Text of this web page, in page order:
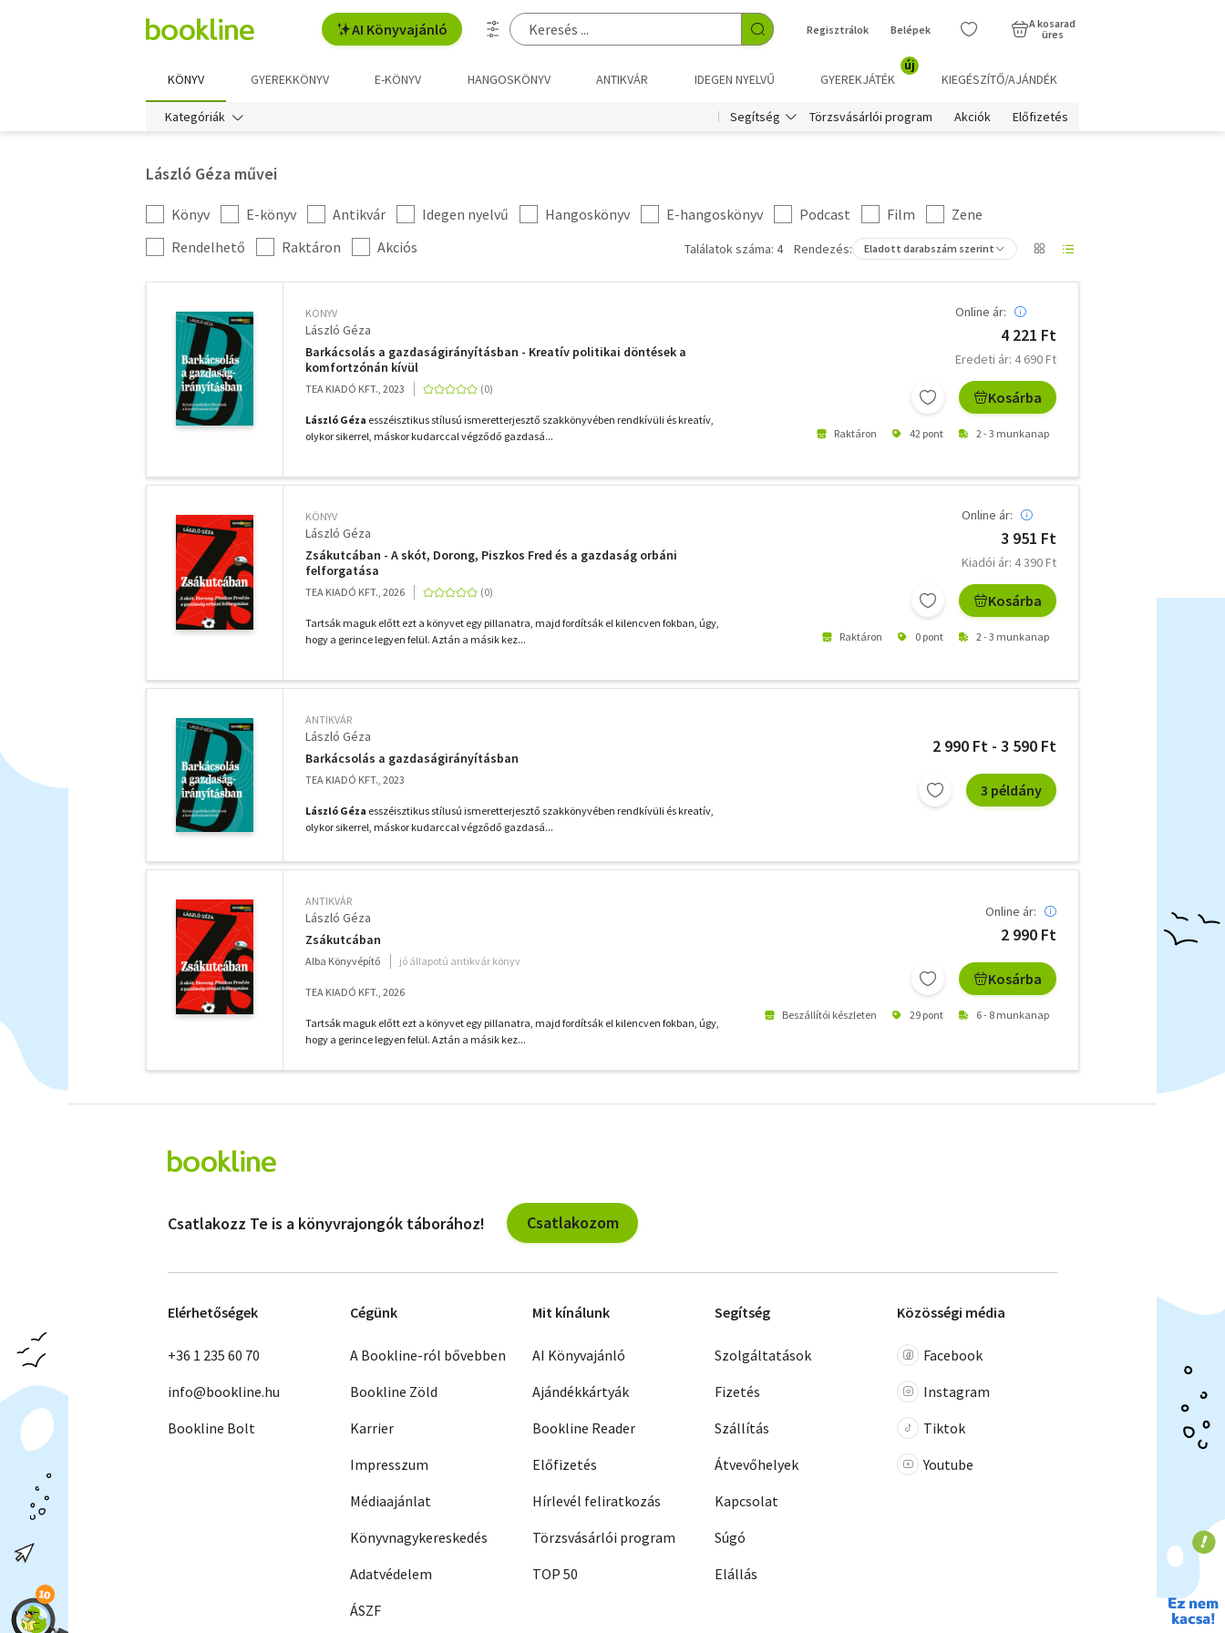
AI Könyvajánló Regisztrálok Belépek
A kosarad
üres
KÖNYV GYEREKKÖNYV E-KÖNYV HANGOSKÖNYV ANTIKVÁR IDEGEN NYELVŰ GYEREKJÁTÉK
új
KIEGÉSZÍTŐ/AJÁNDÉK
Kategóriák Segítség Törzsvásárlói program Akciók Előfizetés
László Géza művei
Kategória
szűrés
Könyv E-könyv Antikvár Idegen nyelvű Hangoskönyv E-hangoskönyv Podcast Film
Zene
További
szűrők
Rendelhető Raktáron Akciós Találatok száma: 4 Rendezés: Eladott darabszám szerint
KÖNYV
László Géza
Barkácsolás a gazdaságirányításban - Kreatív politikai döntések a
komfortzónán kívül
TEA KIADÓ KFT., 2023
László Géza esszéisztikus stílusú ismeretterjesztő szakkönyvében rendkívüli és kreatív,
olykor sikerrel, máskor kudarccal végződő gazdasá...
Online ár:
4 221 Ft
Eredeti ár: 4 690 Ft
Kosárba
Raktáron 42 pont 2 - 3 munkanap
KÖNYV
László Géza
Zsákutcában - A skót, Dorong, Piszkos Fred és a gazdaság orbáni
felforgatása
TEA KIADÓ KFT., 2026
Tartsák maguk előtt ezt a könyvet egy pillanatra, majd fordítsák el kilencven fokban, úgy,
hogy a gerince legyen felül. Aztán a másik kez...
Online ár:
3 951 Ft
Kiadói ár: 4 390 Ft
Kosárba
Raktáron 0 pont 2 - 3 munkanap
ANTIKVÁR
László Géza
Barkácsolás a gazdaságirányításban
TEA KIADÓ KFT., 2023
László Géza esszéisztikus stílusú ismeretterjesztő szakkönyvében rendkívüli és kreatív,
olykor sikerrel, máskor kudarccal végződő gazdasá...
2 990 Ft - 3 590 Ft
3 példány
ANTIKVÁR
László Géza
Zsákutcában
Alba Könyvépítő jó állapotú antikvár könyv
TEA KIADÓ KFT., 2026
Tartsák maguk előtt ezt a könyvet egy pillanatra, majd fordítsák el kilencven fokban, úgy,
hogy a gerince legyen felül. Aztán a másik kez...
Online ár:
2 990 Ft
Kosárba
Beszállítói készleten 29 pont 6 - 8 munkanap
szűrők
Csatlakozz Te is a könyvrajongók táborához! Csatlakozom
Elérhetőségek
+36 1 235 60 70
info@bookline.hu
Bookline Bolt
Cégünk
A Bookline-ról bővebben
Bookline Zöld
Karrier
Impresszum
Médiaajánlat
Könyvnagykereskedés
Adatvédelem
ÁSZF
Mit kínálunk
AI Könyvajánló
Ajándékkártyák
Bookline Reader
Előfizetés
Hírlevél feliratkozás
Törzsvásárlói program
TOP 50
Segítség
Szolgáltatások
Fizetés
Szállítás
Átvevőhelyek
Kapcsolat
Súgó
Elállás
Közösségi média
Facebook
Instagram
Tiktok
Youtube